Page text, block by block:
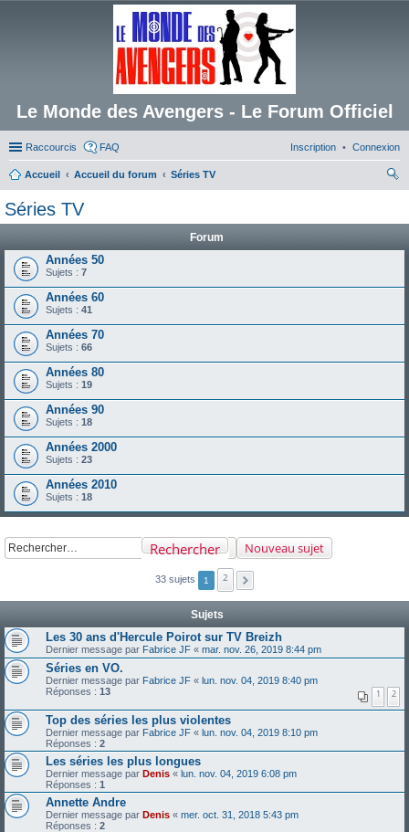
Le Monde des Avengers - Le Forum Officiel
Raccourcis FAQ Connexion
Inscription
Accueil Accueil du forum
Séries TV
Séries TV
Forum
Années 50
Sujets : 7
Années 60
Sujets : 41
Années 70
Sujets : 66
Années 80
Sujets : 19
Années 90
Sujets : 18
Années 2000
Sujets : 23
Années 2010
Sujets : 18
Nouveau sujet
Rechercher
33 sujets 1 2
Sujets
Les 30 ans d'Hercule Poirot sur TV Breizh
Dernier message par Fabrice JF « mar. nov. 26, 2019 8:44 pm
Séries en VO.
Dernier message par Fabrice JF « lun. nov. 04, 2019 8:40 pm
Réponses : 13 1 2
Top des séries les plus violentes
Dernier message par Fabrice JF « lun. nov. 04, 2019 8:10 pm
Réponses : 2
Les séries les plus longues
Dernier message par Denis « lun. nov. 04, 2019 6:08 pm
Réponses : 1
Annette Andre
Dernier message par Denis « mer. oct. 31, 2018 5:43 pm
Réponses : 2